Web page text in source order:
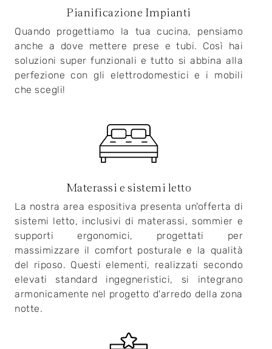
Pianificazione Impianti
Quando progettiamo la tua cucina, pensiamo
anche a dove mettere prese e tubi. Così hai
soluzioni super funzionali e tutto si abbina alla
perfezione con gli elettrodomestici e i mobili
che scegli!
Materassi e sistemi letto
La nostra area espositiva presenta un'offerta di
sistemi letto, inclusivi di materassi, sommier e
supporti ergonomici, progettati per
massimizzare il comfort posturale e la qualità
del riposo. Questi elementi, realizzati secondo
elevati standard ingegneristici, si integrano
armonicamente nel progetto d'arredo della zona
notte.